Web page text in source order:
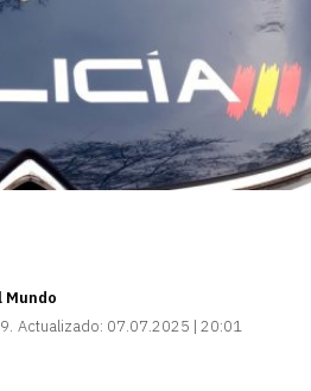
Mundo
Actualizado: 07.07.2025 | 20:01